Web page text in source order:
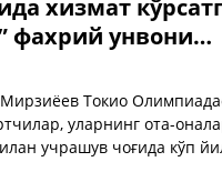
хизмат
фахрий унвони
Токио
уларнинг ота-
учрашув чоғида кўп
билан